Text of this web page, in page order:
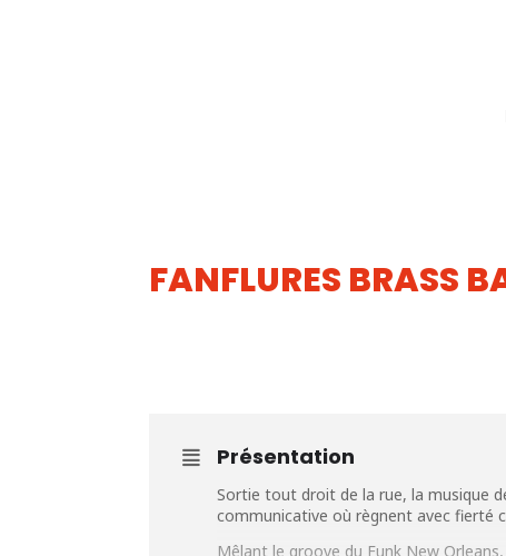
FANFLURES BRASS
Présentation
Sortie tout droit de la rue, la musique
communicative où règnent avec fierté
Mêlant le groove du Funk New